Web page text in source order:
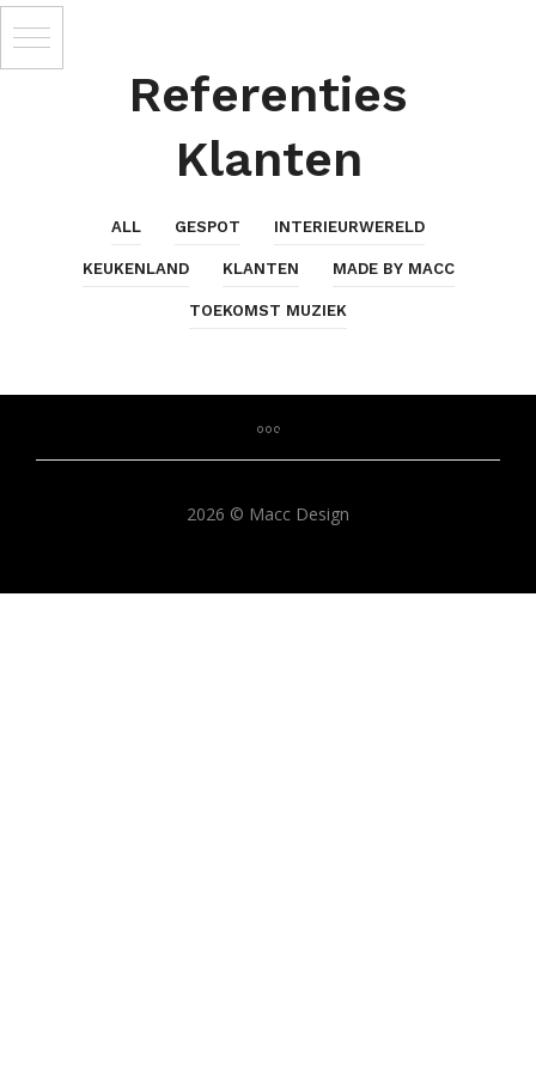
Referenties
Klanten
ALL GESPOT INTERIEURWERELD
KEUKENLAND KLANTEN MADE BY MACC
TOEKOMST MUZIEK
2026 © Macc Design